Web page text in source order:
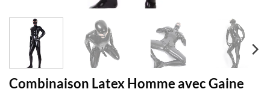
Combinaison Latex Homme avec Gaine